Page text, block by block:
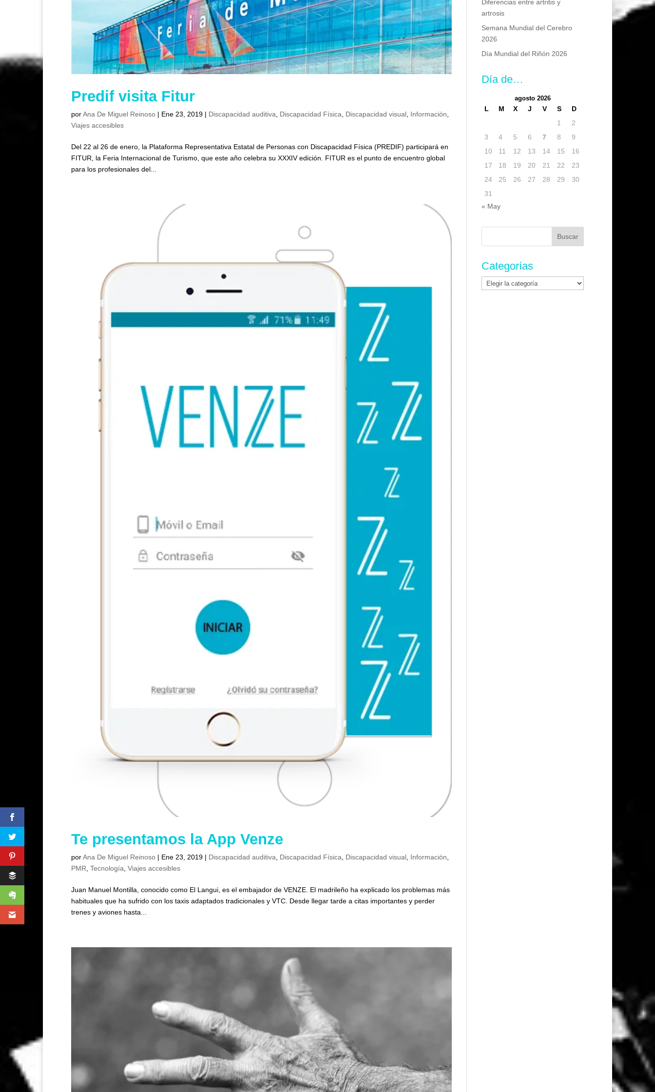
Predif visita Fitur
porAna De Miguel Reinoso | Ene 23, 2019 | Discapacidad auditiva Discapacidad Física Discapacidad visual Información
Viajes accesibles
Del 22 al 26 de enero, la Plataforma Representativa Estatal de Personas con Discapacidad Física (PREDIF) participará en
FITUR, la Feria Internacional de Turismo, que este año celebra su XXXIV edición. FITUR es el punto de encuentro global
para los profesionales del...
Te presentamos la App Venze
porAna De Miguel Reinoso | Ene 23, 2019 | Discapacidad auditiva Discapacidad Física Discapacidad visual Información
PMR ,Tecnología ,Viajes accesibles
Juan Manuel Montilla, conocido como El Langui, es el embajador de VENZE. El madrileño ha explicado los problemas más
habituales que ha sufrido con los taxis adaptados tradicionales y VTC. Desde llegar tarde a citas importantes y perder
trenes y aviones hasta...
Diferencias entre artritis y
artrosis
Semana Mundial del Cerebro
2026
Día Mundial del Riñón 2026
Día de…
agosto 2026
L M X J V S
D
1
2
3
4 5 6 7 8
9
10
11 12 13 14 15
16
17
18 19 20 21 22
23
24
25 26 27 28 29
30
31
« May
Buscar:
Categorías
Categorías